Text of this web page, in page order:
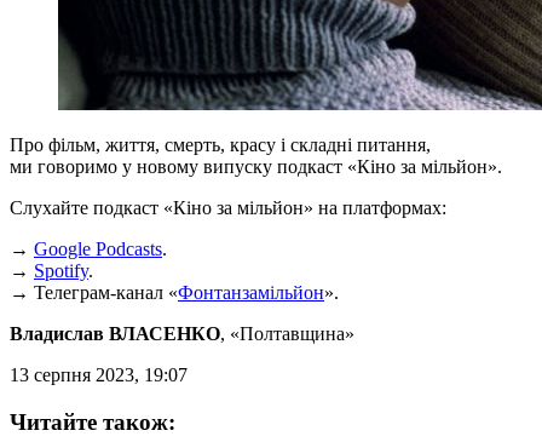
Про фільм, життя, смерть, красу і складні питання,
ми говоримо у новому випуску подкаст «Кіно за мільйон».
Слухайте подкаст «Кіно за мільйон» на платформах:
→ Google Podcasts.
→ Spotify.
→ Телеграм-канал «Фонтанзамільйон».
Владислав ВЛАСЕНКО, «Полтавщина»
13 серпня 2023, 19:07
Читайте також: